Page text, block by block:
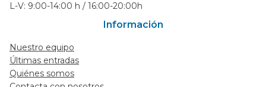
L-V: 9:00-14:00 h / 16:00-20:00h
Información
Nuestro equipo
Últimas entradas
Quiénes somos